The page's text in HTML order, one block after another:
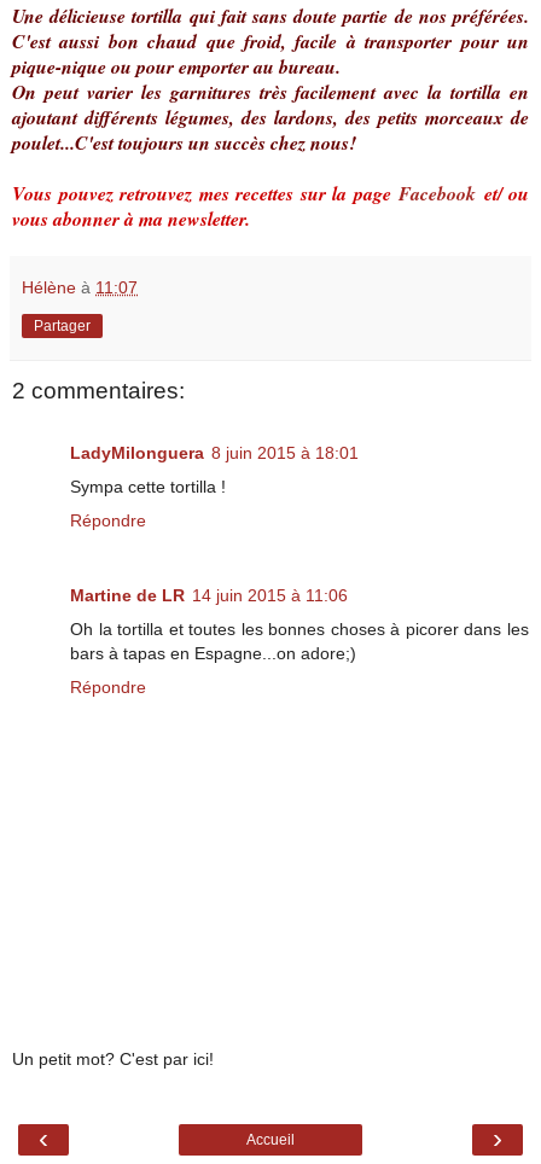
Une délicieuse tortilla qui fait sans doute partie de nos préférées.
C'est aussi bon chaud que froid, facile à transporter pour un
pique-nique ou pour emporter au bureau.
On peut varier les garnitures très facilement avec la tortilla en
ajoutant différents légumes, des lardons, des petits morceaux de
poulet...C'est toujours un succès chez nous!
Vous pouvez retrouvez mes recettes sur la page Facebook et/ ou
vous abonner à ma newsletter.
Hélène à 11:07
Partager
2 commentaires:
LadyMilonguera 8 juin 2015 à 18:01
Sympa cette tortilla !
Répondre
Martine de LR 14 juin 2015 à 11:06
Oh la tortilla et toutes les bonnes choses à picorer dans les
bars à tapas en Espagne...on adore;)
Répondre
Un petit mot? C'est par ici!
‹ ›
Accueil